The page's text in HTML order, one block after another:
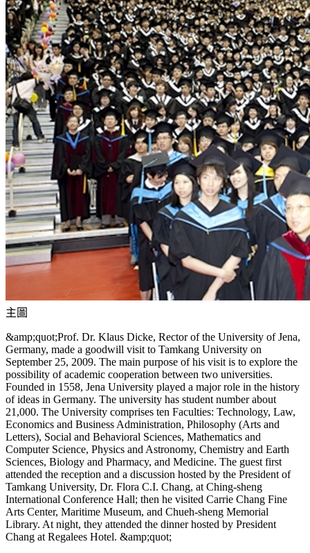
主圖
&amp;quot;Prof. Dr. Klaus Dicke, Rector of the University of Jena,
Germany, made a goodwill visit to Tamkang University on
September 25, 2009. The main purpose of his visit is to explore the
possibility of academic cooperation between two universities.
Founded in 1558, Jena University played a major role in the history
of ideas in Germany. The university has student number about
21,000. The University comprises ten Faculties: Technology, Law,
Economics and Business Administration, Philosophy (Arts and
Letters), Social and Behavioral Sciences, Mathematics and
Computer Science, Physics and Astronomy, Chemistry and Earth
Sciences, Biology and Pharmacy, and Medicine. The guest first
attended the reception and a discussion hosted by the President of
Tamkang University, Dr. Flora C.I. Chang, at Ching-sheng
International Conference Hall; then he visited Carrie Chang Fine
Arts Center, Maritime Museum, and Chueh-sheng Memorial
Library. At night, they attended the dinner hosted by President
Chang at Regalees Hotel. &amp;quot;